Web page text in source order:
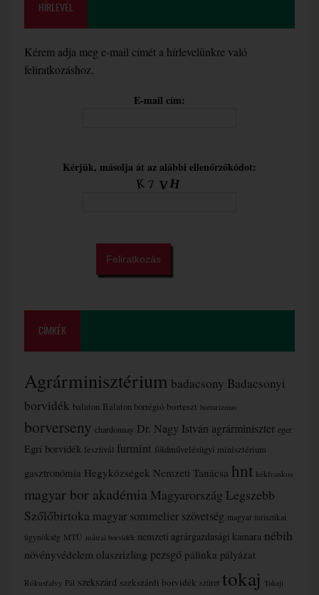
HÍRLEVÉL
Kérem adja meg e-mail címét a hírlevelünkre való
feliratkozáshoz.
E-mail cím:
Kérjük, másolja át az alábbi ellenőrzőkódot:
CÍMKÉK
Agrárminisztérium badacsony Badacsonyi
borvidék balaton Balaton borrégió borteszt borturizmus
borverseny chardonnay Dr. Nagy István agrárminiszter eger
Egri borvidék fesztivál furmint földművelésügyi minisztérium
gasztronómia Hegyközségek Nemzeti Tanácsa hnt kékfrankos
magyar bor akadémia Magyarország Legszebb
Szőlőbirtoka magyar sommelier szövetség magyar turisztikai
ügynökség MTÜ mátrai borvidék nemzeti agrárgazdasági kamara nébih
növényvédelem olaszrizling pezsgő pálinka pályázat
Rókusfalvy Pál szekszárd szekszárdi borvidék szüret tokaj Tokaji